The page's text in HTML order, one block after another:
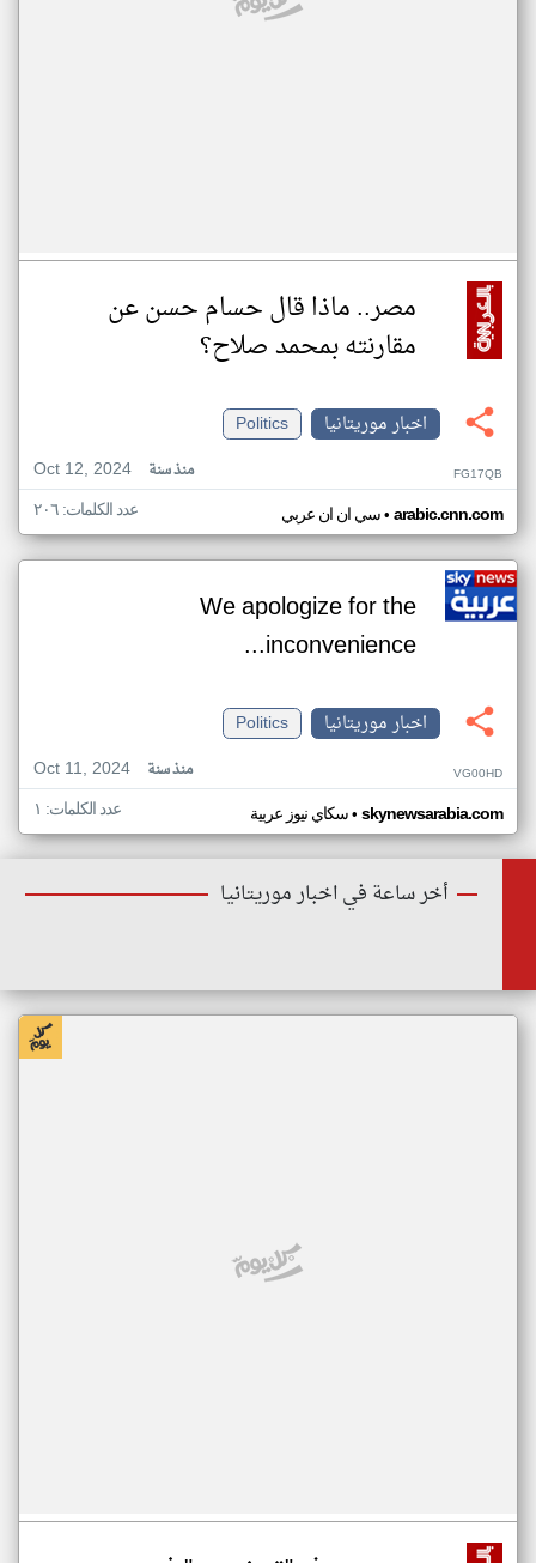
مصر.. ماذا قال حسام حسن عن
مقارنته بمحمد صلاح؟
اخبار موريتانيا
Politics
Oct 12, 2024
منذ سنة FG17QB
سي ان ان عربي• arabic.cnn.com عدد الكلمات: ٢٠٦
We apologize for the
inconvenience...
اخبار موريتانيا
Politics
Oct 11, 2024
منذ سنة VG00HD
سكاي نيوز عربية• skynewsarabia.com عدد الكلمات: ١
أخر ساعة في اخبار موريتانيا